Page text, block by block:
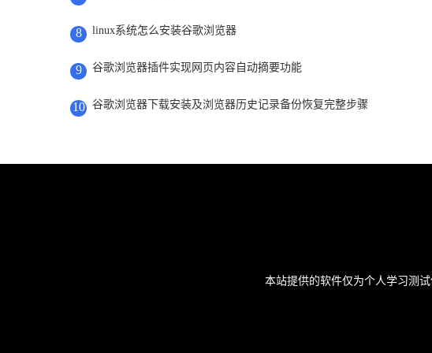
8 linux系统怎么安装谷歌浏览器
9 谷歌浏览器插件实现网页内容自动摘要功能
10 谷歌浏览器下载安装及浏览器历史记录备份恢复完整步骤
本站提供的软件仅为个人学习测